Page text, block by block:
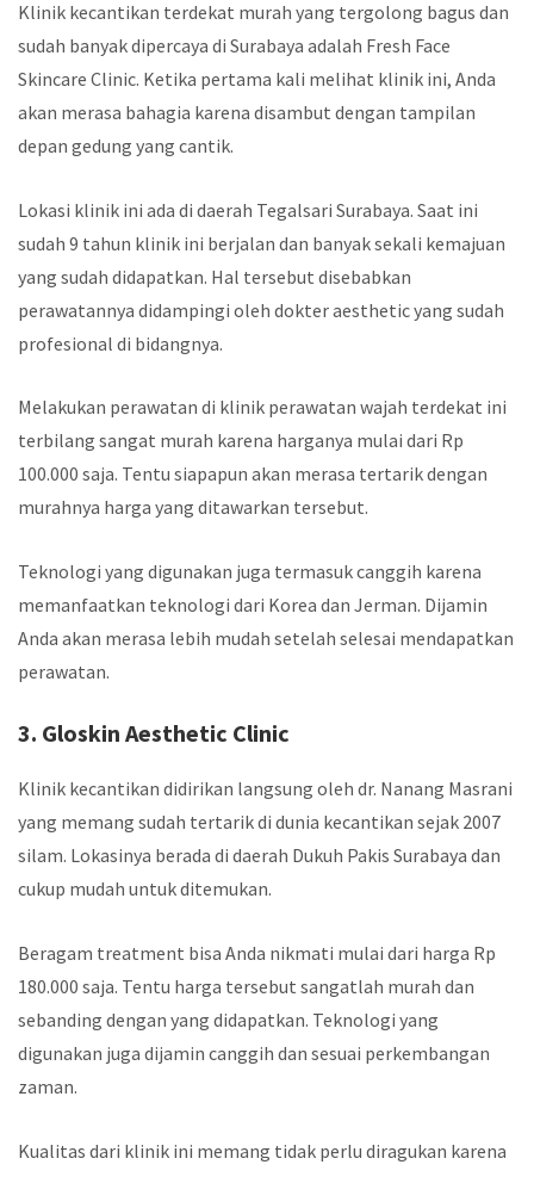
Klinik kecantikan terdekat murah yang tergolong bagus dan
sudah banyak dipercaya di Surabaya adalah Fresh Face
Skincare Clinic. Ketika pertama kali melihat klinik ini, Anda
akan merasa bahagia karena disambut dengan tampilan
depan gedung yang cantik.
Lokasi klinik ini ada di daerah Tegalsari Surabaya. Saat ini
sudah 9 tahun klinik ini berjalan dan banyak sekali kemajuan
yang sudah didapatkan. Hal tersebut disebabkan
perawatannya didampingi oleh dokter aesthetic yang sudah
profesional di bidangnya.
Melakukan perawatan di klinik perawatan wajah terdekat ini
terbilang sangat murah karena harganya mulai dari Rp
100.000 saja. Tentu siapapun akan merasa tertarik dengan
murahnya harga yang ditawarkan tersebut.
Teknologi yang digunakan juga termasuk canggih karena
memanfaatkan teknologi dari Korea dan Jerman. Dijamin
Anda akan merasa lebih mudah setelah selesai mendapatkan
perawatan.
3. Gloskin Aesthetic Clinic
Klinik kecantikan didirikan langsung oleh dr. Nanang Masrani
yang memang sudah tertarik di dunia kecantikan sejak 2007
silam. Lokasinya berada di daerah Dukuh Pakis Surabaya dan
cukup mudah untuk ditemukan.
Beragam treatment bisa Anda nikmati mulai dari harga Rp
180.000 saja. Tentu harga tersebut sangatlah murah dan
sebanding dengan yang didapatkan. Teknologi yang
digunakan juga dijamin canggih dan sesuai perkembangan
zaman.
Kualitas dari klinik ini memang tidak perlu diragukan karena